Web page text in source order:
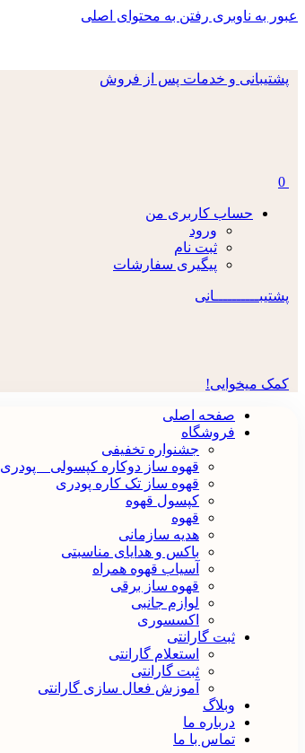
عبور به ناوبری رفتن به محتوای اصلی
پشتیبانی و خدمات پس از فروش
0
حساب کاربری من
ورود
ثبت نام
پیگیری سفارشات
پشتیبــــــــــانی
کمک میخوایی!
صفحه اصلی
فروشگاه
جشنواره تخفیفی
قهوه ساز دوکاره کپسولی _ پودری
قهوه‌ ساز تک کاره پودری
کپسول قهوه
قهوه
هدیه سازمانی
باکس و هدایای مناسبتی
آسیاب قهوه همراه
قهوه ساز برقی
لوازم جانبی
اکسسوری
ثبت گارانتی
استعلام گارانتی
ثبت گارانتی
آموزش فعال سازی گارانتی
وبلاگ
درباره ما
تماس با ما